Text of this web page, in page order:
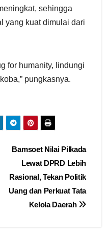
sehingga
yang kuat dimulai dari
for humanity, lindungi
pungkasnya.
Bamsoet Nilai Pilkada
Lewat DPRD Lebih
Rasional, Tekan Politik
Uang dan Perkuat Tata
Kelola Daerah